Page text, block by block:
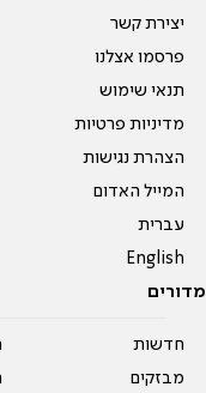
יצירת קשר
פרסמו אצלנו
תנאי שימוש
מדיניות פרטיות
הצהרת נגישות
המייל האדום
עברית
English
מדורים
חדשות
מבזקים